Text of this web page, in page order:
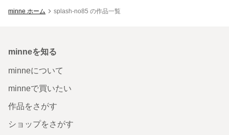
minne ホーム splash-no85 の作品一覧
minneを知る
minneについて
minneで買いたい
作品をさがす
ショップをさがす